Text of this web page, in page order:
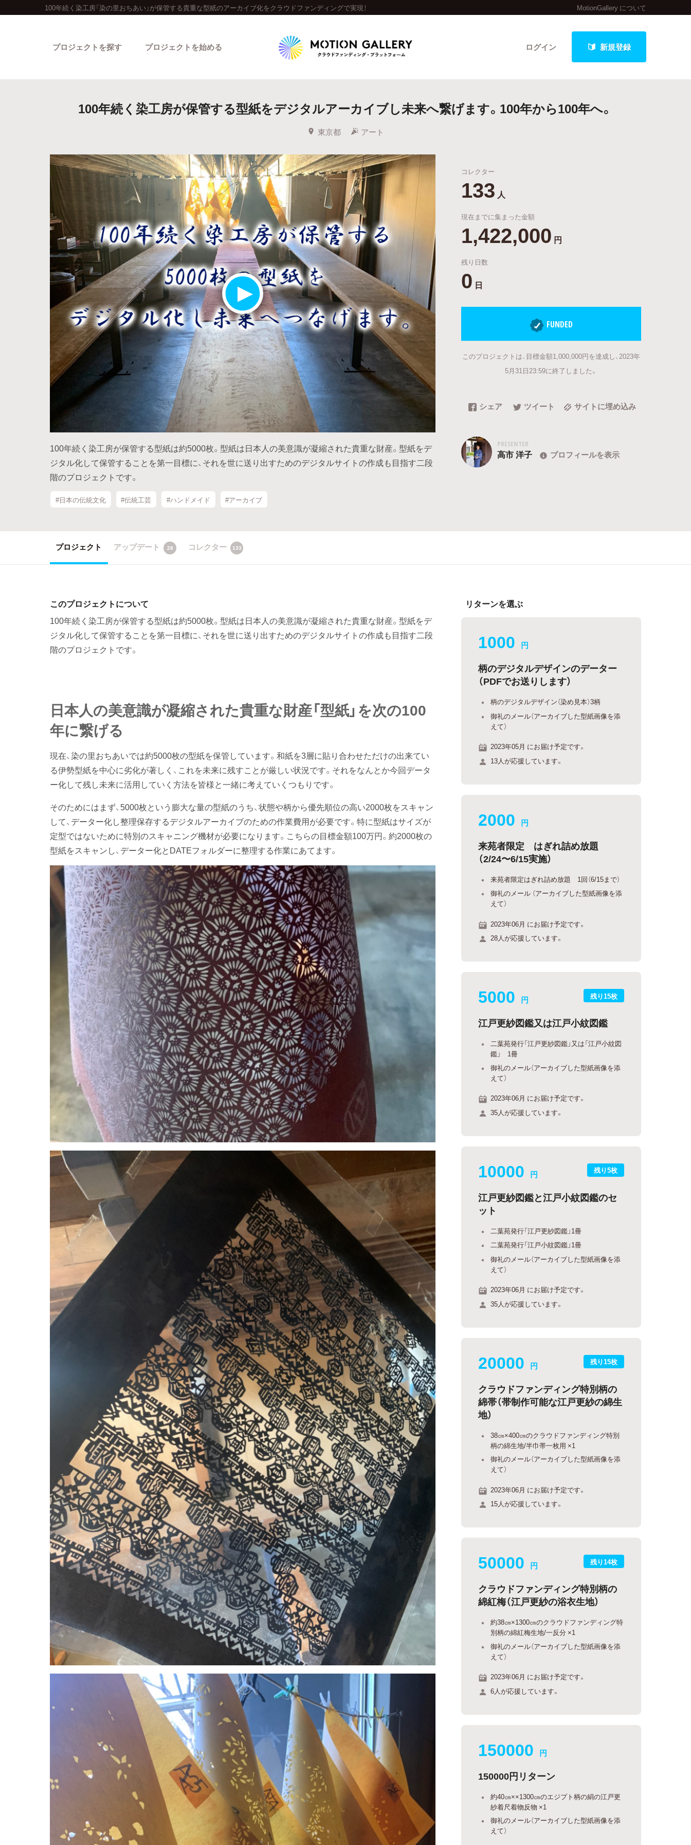
100年続く染工房「染の里おちあい」が保管する貴重な型紙のアーカイブ化をクラウドファンディングで実現！ MotionGallery について
ログイン 新規登録
プロジェクトを探す
人気のプロジェクト 新着プロジェクト 終了間近のプロジェクト
Feature
カテゴリーから探す タグから探す キュレーターから探す 特集から探す 最新進捗報告から探す
Legendary
最新達成プロジェクト 調達額が大きいプロジェクト
プロジェクトを始める
100年続く染工房が保管する型紙をデジタルアーカイブし未来へ繋げます。100年から100年へ。
東京都 アート
100年続く染工房が保管する型紙は約5000枚。型紙は日本人の美意識が凝縮された貴重な財産。型紙をデ
ジタル化して保管することを第一目標に、それを世に送り出すためのデジタルサイトの作成も目指す二段
階のプロジェクトです。
#日本の伝統文化 #伝統工芸 #ハンドメイド #アーカイブ
コレクター
133 人
現在までに集まった金額
1,422,000 円
残り日数
0 日
FUNDED
このプロジェクトは、目標金額1,000,000円を達成し、2023年
5月31日23:59に終了しました。
シェア ツイート サイトに埋め込み
PRESENTER
高市 洋子 プロフィールを表示
プロジェクト アップデート 28 コレクター 133
このプロジェクトについて
100年続く染工房が保管する型紙は約5000枚。型紙は日本人の美意識が凝縮された貴重な財産。型紙をデ
ジタル化して保管することを第一目標に、それを世に送り出すためのデジタルサイトの作成も目指す二段
階のプロジェクトです。
日本人の美意識が凝縮された貴重な財産「型紙」を次の100
年に繋げる
現在、染の里おちあいでは約5000枚の型紙を保管しています。和紙を3層に貼り合わせただけの出来てい
る伊勢型紙を中心に劣化が著しく、これを未来に残すことが厳しい状況です。それをなんとか今回データ
ー化して残し未来に活用していく方法を皆様と一緒に考えていくつもりです。
そのためにはまず、5000枚という膨大な量の型紙のうち、状態や柄から優先順位の高い2000枚をスキャン
して、データー化し整理保存するデジタルアーカイブのための作業費用が必要です。特に型紙はサイズが
定型ではないために特別のスキャニング機材が必要になります。こちらの目標金額100万円。約2000枚の
型紙をスキャンし、データー化とDATEフォルダーに整理する作業にあてます。
リターンを選ぶ
1000 円
柄のデジタルデザインのデーター
（PDFでお送りします）
柄のデジタルデザイン（染め見本）3柄
御礼のメール（アーカイブした型紙画像を添
えて）
2023年05月 にお届け予定です。
13人が応援しています。
2000 円
来苑者限定 はぎれ詰め放題
（2/24〜6/15実施）
来苑者限定はぎれ詰め放題 1回（6/15まで）
御礼のメール （アーカイブした型紙画像を添
えて）
2023年06月 にお届け予定です。
28人が応援しています。
残り15枚
5000 円
江戸更紗図鑑又は江戸小紋図鑑
二葉苑発行「江戸更紗図鑑」又は「江戸小紋図
鑑」 1冊
御礼のメール（アーカイブした型紙画像を添
えて）
2023年06月 にお届け予定です。
35人が応援しています。
残り5枚
10000 円
江戸更紗図鑑と江戸小紋図鑑のセ
ット
二葉苑発行「江戸更紗図鑑」1冊
二葉苑発行「江戸小紋図鑑」1冊
御礼のメール（アーカイブした型紙画像を添
えて）
2023年06月 にお届け予定です。
35人が応援しています。
残り15枚
20000 円
クラウドファンディング特別柄の
綿帯（帯制作可能な江戸更紗の綿生
地）
38㎝×400㎝のクラウドファンディング特別
柄の綿生地/半巾帯一枚用 ×1
御礼のメール（アーカイブした型紙画像を添
えて）
2023年06月 にお届け予定です。
15人が応援しています。
残り14枚
50000 円
クラウドファンディング特別柄の
綿紅梅（江戸更紗の浴衣生地）
約38㎝×1300㎝のクラウドファンディング特
別柄の綿紅梅生地/一反分 ×1
御礼のメール（アーカイブした型紙画像を添
えて）
2023年06月 にお届け予定です。
6人が応援しています。
150000 円
150000円リターン
約40㎝××1300㎝のエジプト柄の絹の江戸更
紗着尺着物反物 ×1
御礼のメール（アーカイブした型紙画像を添
えて）